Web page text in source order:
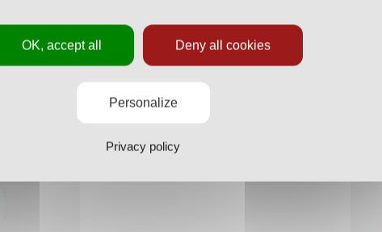
2012/2013
02/07/2012
OK, accept all Deny all cookies
Personalize
Privacy policy